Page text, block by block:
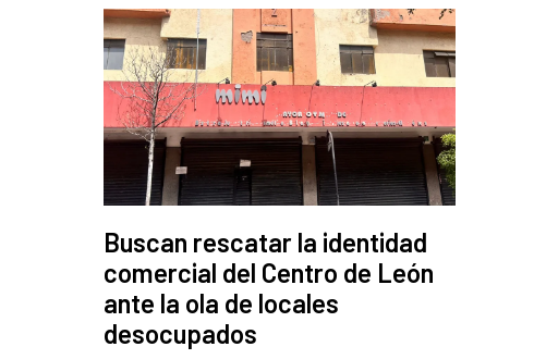
Buscan rescatar la identidad
comercial del Centro de León
ante la ola de locales
desocupados